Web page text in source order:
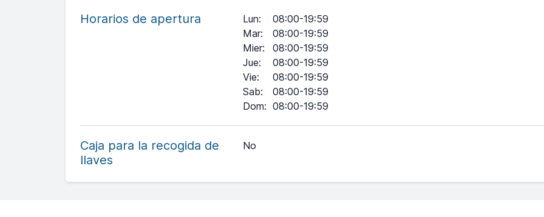
Horarios de apertura Lun:
08:00-19:59
Mar:
08:00-19:59
Mier:
08:00-19:59
Jue:
08:00-19:59
Vie:
08:00-19:59
Sab:
08:00-19:59
Dom: 08:00-19:59
Caja para la recogida de
llaves
No